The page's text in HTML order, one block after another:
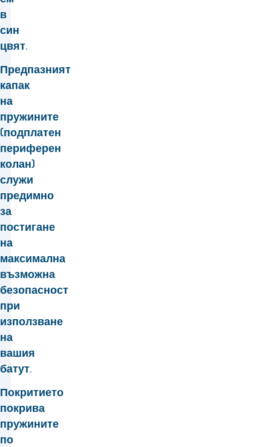
в
син
цвят.
Предпазният
капак
на
пружините
(подплатен
периферен
колан)
служи
предимно
за
постигане
на
максимална
възможна
безопасност
при
използване
на
вашия
батут.
Покритието
покрива
пружините
по